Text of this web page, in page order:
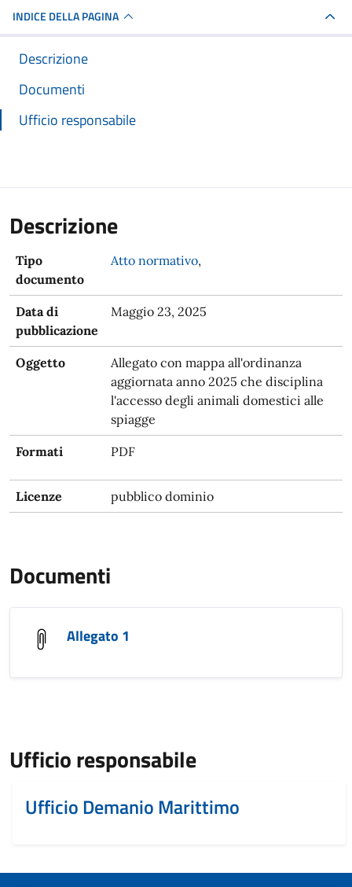
INDICE DELLA PAGINA
Descrizione
Documenti
Ufficio responsabile
Descrizione
Tipo
documento
Atto normativo,
Data di
pubblicazione
Maggio 23, 2025
Oggetto
Allegato con mappa all'ordinanza
aggiornata anno 2025 che disciplina
l'accesso degli animali domestici alle
spiagge
Formati PDF
Licenze pubblico dominio
Documenti
Allegato 1
Ufficio responsabile
Ufficio Demanio Marittimo